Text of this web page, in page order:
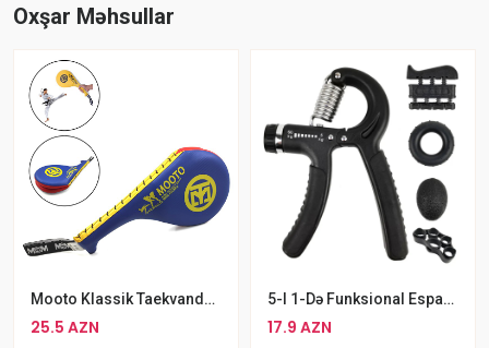
Oxşar Məhsullar
Mooto Klassik Taekvando Lapası Tək
25.5 AZN
5-I 1-Də Funksional Espander Dəsti Ovuc Barmaq Əl İçi Purjinli Espanderlər
17.9 AZN